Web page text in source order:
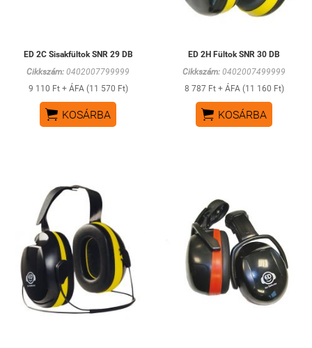
ED 2C Sisakfültok SNR 29 DB
Cikkszám: 0402007799999
9 110 Ft + ÁFA (11 570 Ft)
 KOSÁRBA
ED 2H Fültok SNR 30 DB
Cikkszám: 0402007499999
8 787 Ft + ÁFA (11 160 Ft)
 KOSÁRBA